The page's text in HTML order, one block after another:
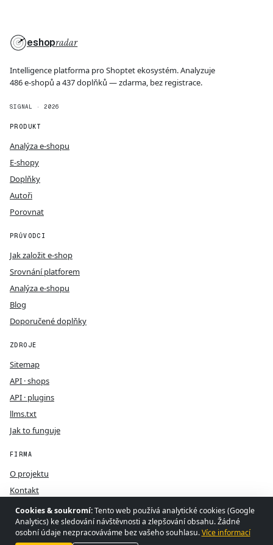
eshopradar
Intelligence platforma pro Shoptet ekosystém. Analyzuje
486 e-shopů a 437 doplňků — zdarma, bez registrace.
SIGNAL · 2026
PRODUKT
Analýza e-shopu
E-shopy
Doplňky
Autoři
Porovnat
PRŮVODCI
Jak založit e-shop
Srovnání platforem
Analýza e-shopu
Blog
Doporučené doplňky
ZDROJE
Sitemap
API · shops
API · plugins
llms.txt
Jak to funguje
FIRMA
O projektu
Kontakt
GDPR
Podmínky
Cookies & soukromí:Tento web používá analytické cookies (Google
Analytics) ke sledování návštěvnosti a zlepšování obsahu. Žádné
osobní údaje nezpracováváme bez vašeho souhlasu.Více informací